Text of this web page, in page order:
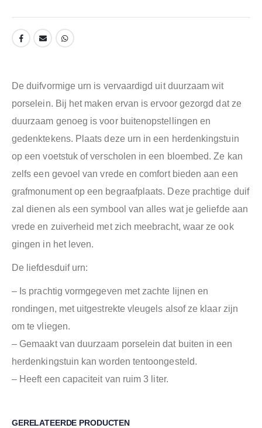
De duifvormige urn is vervaardigd uit duurzaam wit
porselein. Bij het maken ervan is ervoor gezorgd dat ze
duurzaam genoeg is voor buitenopstellingen en
gedenktekens. Plaats deze urn in een herdenkingstuin
op een voetstuk of verscholen in een bloembed. Ze kan
zelfs een gevoel van vrede en comfort bieden aan een
grafmonument op een begraafplaats. Deze prachtige duif
zal dienen als een symbool van alles wat je geliefde aan
vrede en zuiverheid met zich meebracht, waar ze ook
gingen in het leven.
De liefdesduif urn:
– Is prachtig vormgegeven met zachte lijnen en
rondingen, met uitgestrekte vleugels alsof ze klaar zijn
om te vliegen.
– Gemaakt van duurzaam porselein dat buiten in een
herdenkingstuin kan worden tentoongesteld.
– Heeft een capaciteit van ruim 3 liter.
GERELATEERDE PRODUCTEN